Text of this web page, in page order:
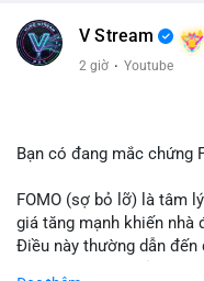
V Stream
2 giờ · Youtube
Bạn có đang mắc chứng
FOMO (sợ bỏ lỡ) là tâm
giá tăng mạnh khiến nhà
Điều này thường dẫn